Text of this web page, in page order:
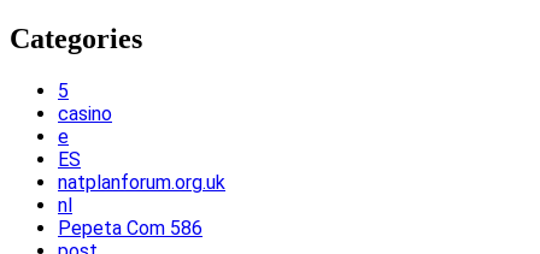
Categories
5
casino
e
ES
natplanforum.org.uk
nl
Pepeta Com 586